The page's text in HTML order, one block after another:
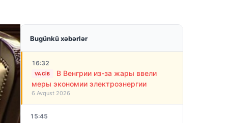
Bugünkü xəbərlər
16:32
VACIB
В Венгрии из-за жары ввели
меры экономии электроэнергии
6 Avqust 2026
15:45